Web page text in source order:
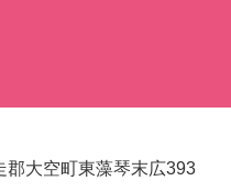
郡大空町東藻琴末広393